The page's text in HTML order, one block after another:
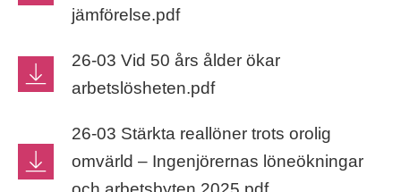
jämförelse.pdf
26-03 Vid 50 års ålder ökar
arbetslösheten.pdf
26-03 Stärkta reallöner trots orolig
omvärld – Ingenjörernas löneökningar